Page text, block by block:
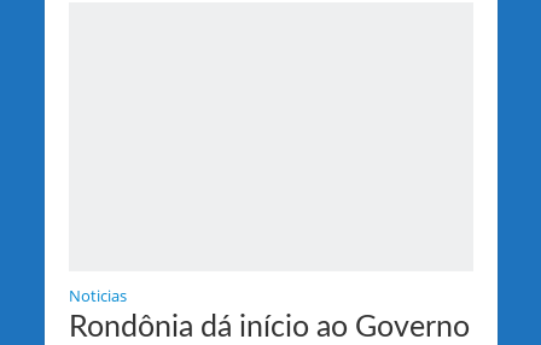
Noticias
Rondônia dá início ao Governo